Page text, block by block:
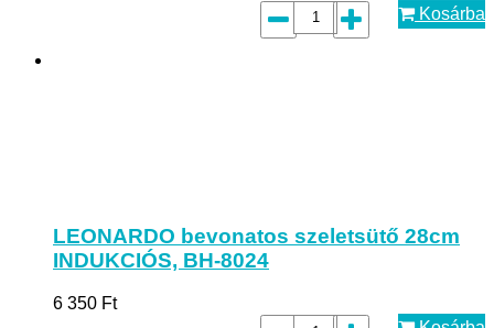
Kosárba
LEONARDO bevonatos szeletsütő 28cm
INDUKCIÓS, BH-8024
6 350 Ft